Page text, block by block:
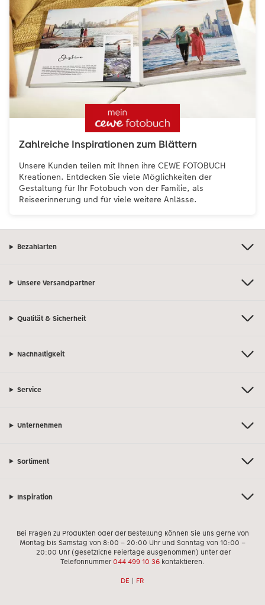
Zahlreiche Inspirationen zum Blättern
Unsere Kunden teilen mit Ihnen ihre CEWE FOTOBUCH
Kreationen. Entdecken Sie viele Möglichkeiten der
Gestaltung für Ihr Fotobuch von der Familie, als
Reiseerinnerung und für viele weitere Anlässe.
Bezahlarten
Unsere Versandpartner
Qualität & Sicherheit
Nachhaltigkeit
Service
Unternehmen
Sortiment
Inspiration
Bei Fragen zu Produkten oder der Bestellung können Sie uns gerne von
Montag bis Samstag von 8:00 – 20:00 Uhr und Sonntag von 10:00 –
20:00 Uhr (gesetzliche Feiertage ausgenommen) unter der
Telefonnummer 044 499 10 36 kontaktieren.
DE | FR